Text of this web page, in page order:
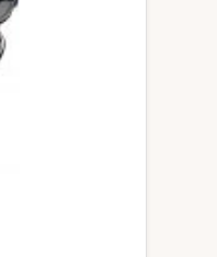
carton.
JULIO